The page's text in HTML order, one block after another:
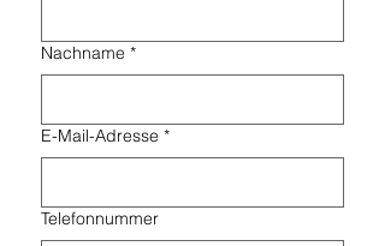
Nachname *
E-Mail-Adresse *
Telefonnummer